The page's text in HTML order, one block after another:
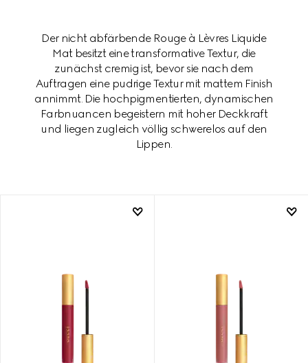
Der nicht abfärbende Rouge à Lèvres Liquide
Mat besitzt eine transformative Textur, die
zunächst cremig ist, bevor sie nach dem
Auftragen eine pudrige Textur mit mattem Finish
annimmt. Die hochpigmentierten, dynamischen
Farbnuancen begeistern mit hoher Deckkraft
und liegen zugleich völlig schwerelos auf den
Lippen.